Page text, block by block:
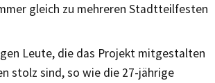
gleich zu mehreren Stadtteilfesten
Leute, die das Projekt mitgestalten
stolz sind, so wie die 27-jährige